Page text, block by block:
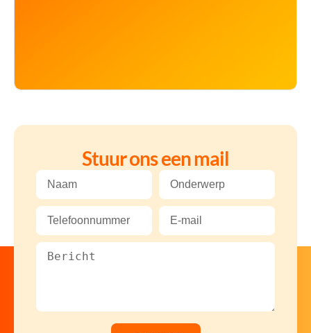
Stuur ons een mail